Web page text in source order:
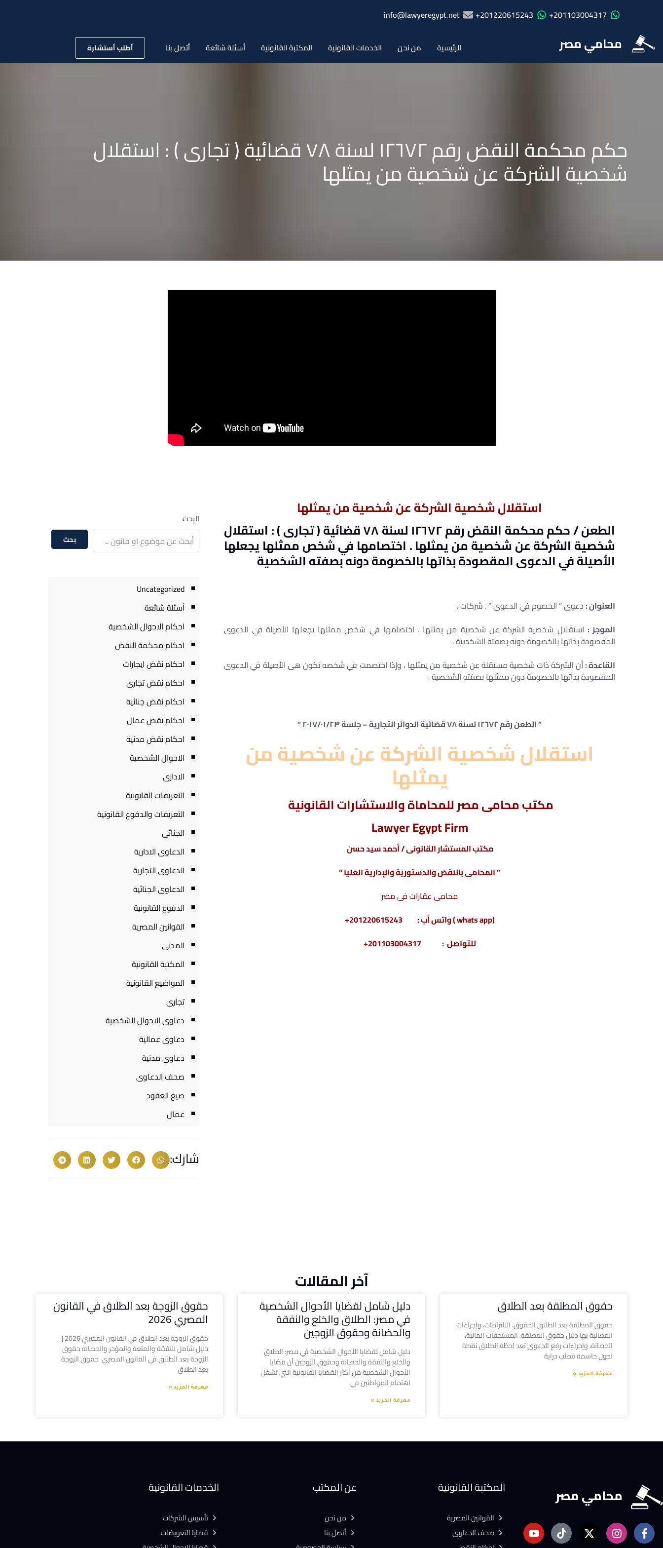
201103004317+
201220615243+
info@lawyeregypt.net
محامي مصر الرئيسية من نحن الخدمات القانونية المكتبة القانونية أسئلة شائعة أتصل بنا أطلب أستشارة
حكم محكمة النقض رقم ١٢٦٧٢ لسنة ٧٨ قضائية ( تجارى ) : استقلال
شخصية الشركة عن شخصية من يمثلها
استقلال شخصية الشركة عن شخصية من يمثلها
الطعن / حكم محكمة النقض رقم ١٢٦٧٢ لسنة ٧٨ قضائية ( تجارى ) : استقلال
شخصية الشركة عن شخصية من يمثلها . اختصامها في شخص ممثلها يجعلها
الأصيلة في الدعوى المقصودة بذاتها بالخصومة دونه بصفته الشخصية
العنوان :دعوى ” الخصوم في الدعوى ” . شركات .
الموجز : استقلال شخصية الشركة عن شخصية من يمثلها . اختصامها في شخص ممثلها يجعلها الأصيلة في الدعوى
المقصودة بذاتها بالخصومة دونه بصفته الشخصية .
القاعدة :أن الشركة ذات شخصية مستقلة عن شخصية من يمثلها ، وإذا اختصمت في شخصه تكون هى الأصيلة في الدعوى
المقصودة بذاتها بالخصومة دون ممثلها بصفته الشخصية .
” الطعن رقم ١٢٦٧٢ لسنة ٧٨ قضائية الدوائر التجارية – جلسة ٢٠١٧/٠١/٢٣ “
استقلال شخصية الشركة عن شخصية من
يمثلها
مكتب محامى مصر للمحاماة والاستشارات القانونية
Lawyer Egypt Firm
مكتب المستشار القانونى / أحمد سيد حسن
” المحامى بالنقض والدستورية والإدارية العليا “
محامى عقارات فى مصر
(whats app ) واتس أب : 201220615243+
للتواصل : 201103004317+
البحث
بحث
Uncategorized
أسئلة شائعة
احكام الاحوال الشخصية
احكام محكمة النقض
احكام نقض ايجارات
احكام نقض تجارى
احكام نقض جنائية
احكام نقض عمال
احكام نقض مدنية
الاحوال الشخصية
الادارى
التعريفات القانونية
التعريفات والدفوع القانونية
الجنائى
الدعاوى الادارية
الدعاوى التجارية
الدعاوى الجنائية
الدفوع القانونية
القوانين المصرية
المدنى
المكتبة القانونية
المواضيع القانونية
تجارى
دعاوى الاحوال الشخصية
دعاوى عمالية
دعاوى مدنية
صحف الدعاوى
صيغ العقود
عمال
شارك:
آخر المقالات
حقوق المطلقة بعد الطلاق
حقوق المطلقة بعد الطلاق الحقوق، الالتزامات، وإجراءات
المطالبة بها دليل حقوق المطلقة: المستحقات المالية،
الحضانة، وإجراءات رفع الدعوى تعد لحظة الطلاق نقطة
تحول حاسمة تتطلب دراية
معرفة المزيد »
دليل شامل لقضايا الأحوال الشخصية
في مصر: الطلاق والخلع والنفقة
والحضانة وحقوق الزوجين
دليل شامل لقضايا الأحوال الشخصية في مصر: الطلاق
والخلع والنفقة والحضانة وحقوق الزوجين أن قضايا
الأحوال الشخصية من أكثر القضايا القانونية التي تشغل
اهتمام المواطنين في
معرفة المزيد »
حقوق الزوجة بعد الطلاق في القانون
المصري 2026
حقوق الزوجة بعد الطلاق في القانون المصري 2026 |
دليل شامل للنفقة والمتعة والمؤخر والحضانة حقوق
الزوجة بعد الطلاق في القانون المصري حقوق الزوجة
بعد الطلاق
معرفة المزيد »
محامي مصر المكتبة القانونية
القوانين المصرية
صحف الدعاوى
عن المكتب
من نحن
أتصل بنا
الخدمات القانونية
تأسيس الشركات
قضايا التعويضات